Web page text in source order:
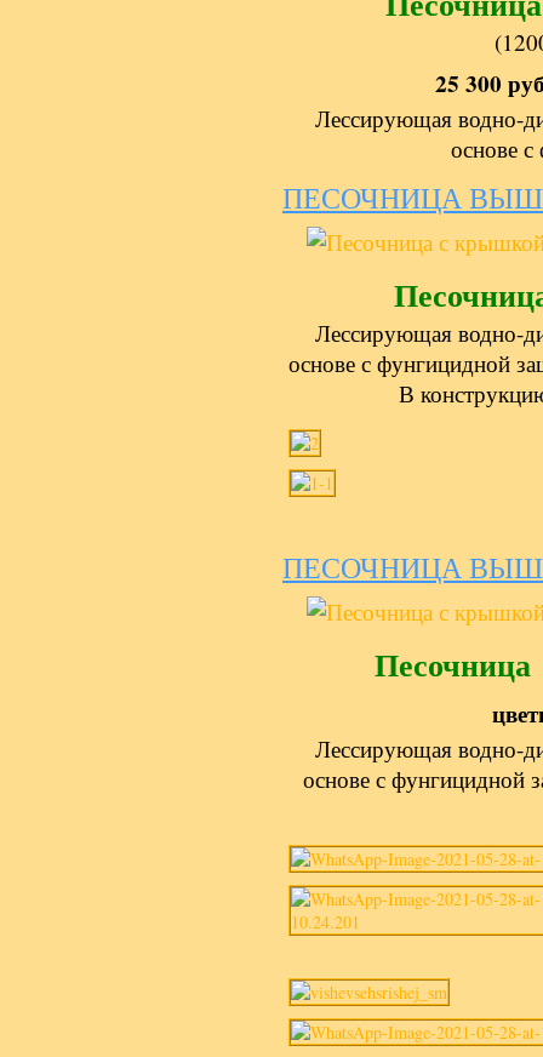
25 300
Лессирующая водно-
основе
ПЕСОЧНИЦА
Лессирующая водно-
основе с фунгицидной
В
ПЕСОЧНИЦА
Лессирующая водно-
основе с фунгицидной